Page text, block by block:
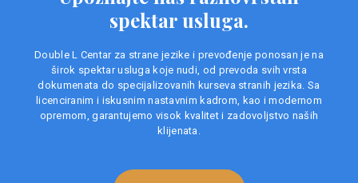
spektar usluga.
Double L Centar za strane jezike i prevođenje ponosan je na
širok spektar usluga koje nudi, od prevoda svih vrsta
dokumenata do specijalizovanih kurseva stranih jezika. Sa
licenciranim i iskusnim nastavnim kadrom, kao i modernom
opremom, garantujemo visok kvalitet i zadovoljstvo naših
klijenata.